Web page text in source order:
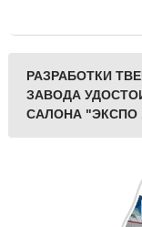
РАЗРАБОТКИ
ЗАВОДА
САЛОНА "ЭКСПО